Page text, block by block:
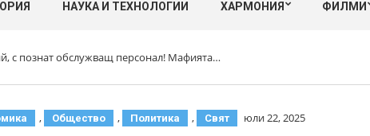
НАУКА И ТЕХНОЛОГИИ ХАРМОНИЯ ФИЛМИ
с познат обслужващ персонал! Мафията…
, Общество , Политика , Свят юли 22, 2025